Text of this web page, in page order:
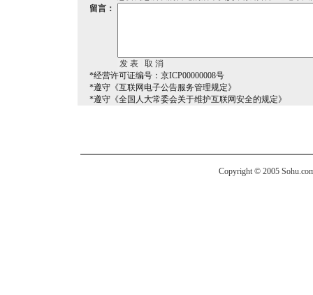
留言：
*经营许可证编号：京ICP00000008号
*遵守《互联网电子公告服务管理规定》
*遵守《全国人大常委会关于维护互联网安全的规定》
Copyright © 2005